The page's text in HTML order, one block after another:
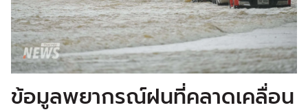
ข้อมูลพยากรณ์ฝนที่คลาดเคลื่อน